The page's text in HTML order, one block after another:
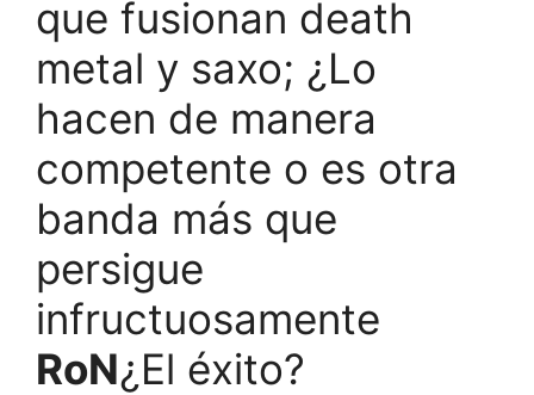
que fusionan death
metal y saxo; ¿Lo
hacen de manera
competente o es otra
banda más que
persigue
infructuosamente
RoN¿El éxito?